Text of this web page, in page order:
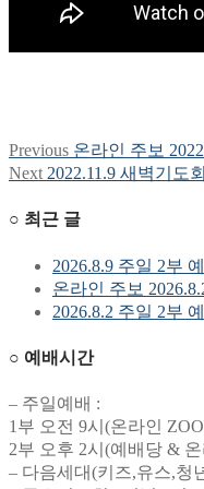
글
색
Previous Previous
post:
온라인 주보
Next Next
2022.11.9 새벽기도
○ 최근 글
2026.8.9 주일 2부
온라인 주보
2026.8.2 주일 2부
○ 예배시간
– 주일예배 :
1부 오전 9시(온라인
2부 오후 2시(예배당 &
– 다음세대(키즈,유스,청